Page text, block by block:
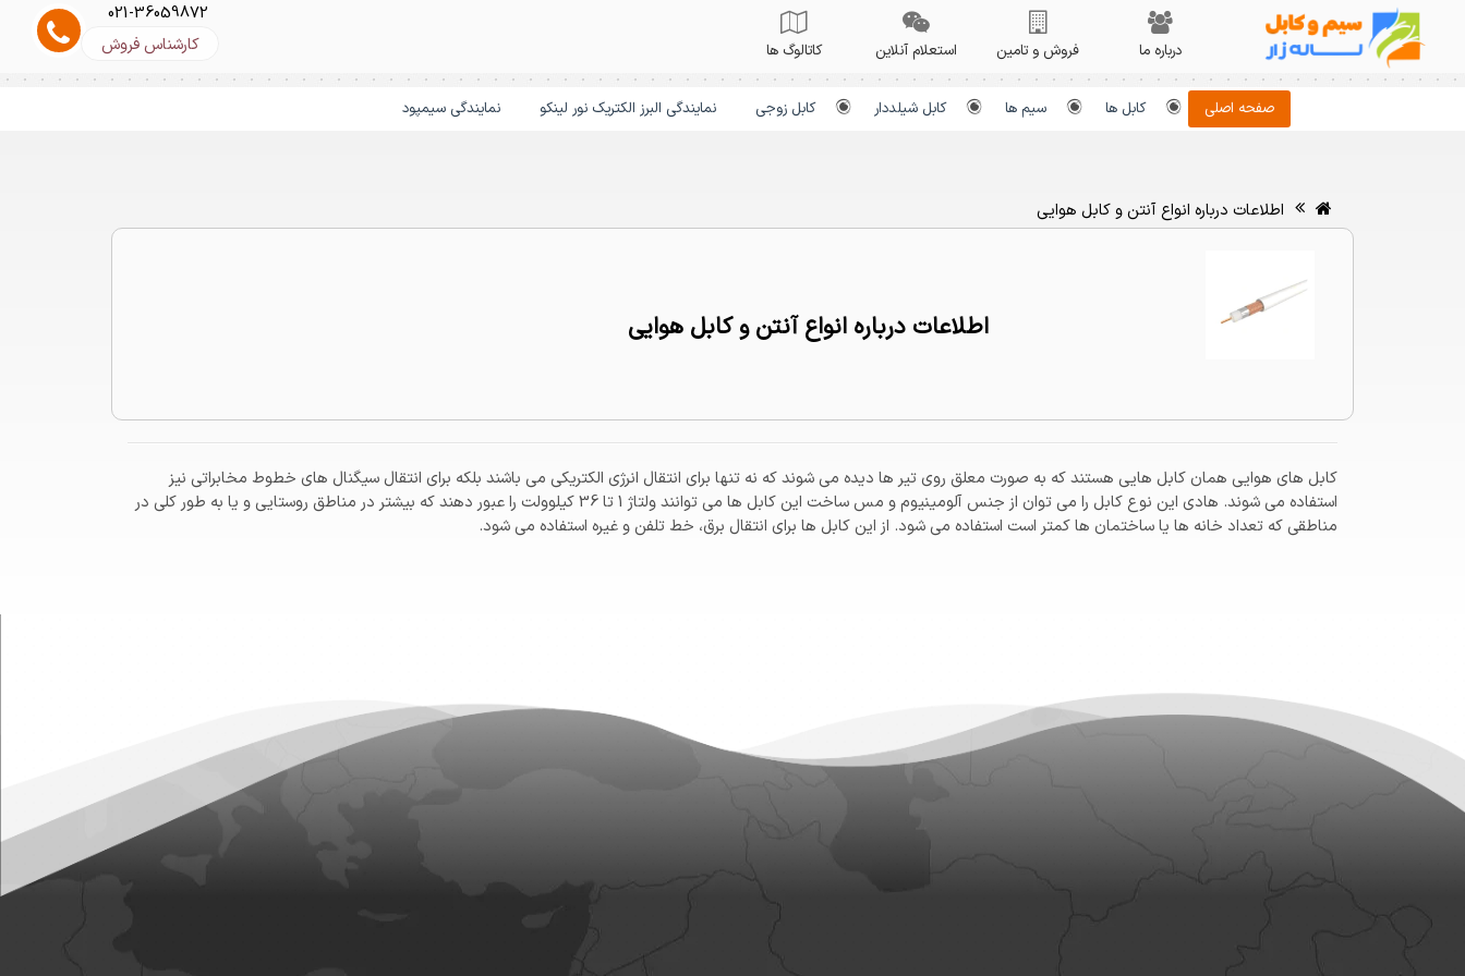
درباره ما فروش و تامین استعلام آنلاین کاتالوگ ها
021-36059872
کارشناس فروش
صفحه اصلی کابل ها سیم ها کابل شیلددار کابل زوجی نمایندگی البرز الکتریک نور لینکو نمایندگی سیمپود
اطلاعات درباره انواع آنتن و کابل هوایی
اطلاعات درباره انواع آنتن و کابل هوایی
کابل های هوایی همان کابل هایی هستند که به صورت معلق روی تیر ها دیده می شوند که نه تنها برای انتقال انرژی الکتریکی می باشند بلکه برای انتقال سیگنال های خطوط مخابراتی نیز
استفاده می شوند. هادی این نوع کابل را می توان از جنس آلومینیوم و مس ساخت این کابل ها می توانند ولتاژ 1 تا 36 کیلوولت را عبور دهند که بیشتر در مناطق روستایی و یا به طور کلی در
مناطقی که تعداد خانه ها یا ساختمان ها کمتر است استفاده می شود. از این کابل ها برای انتقال برق، خط تلفن و غیره استفاده می شود.